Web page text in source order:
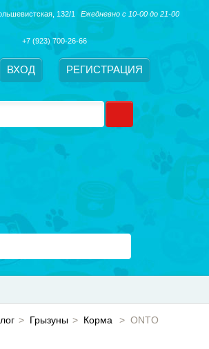
132/1 Ежедневно с 10-00 до 21-00
+7 (923) 700-26-66
ВХОД РЕГИСТРАЦИЯ
Грызуны Корма ONTO